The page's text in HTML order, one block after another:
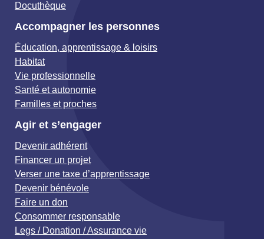
Docuthèque
Accompagner les personnes
Éducation, apprentissage & loisirs
Habitat
Vie professionnelle
Santé et autonomie
Familles et proches
Agir et s’engager
Devenir adhérent
Financer un projet
Verser une taxe d’apprentissage
Devenir bénévole
Faire un don
Consommer responsable
Legs / Donation / Assurance vie